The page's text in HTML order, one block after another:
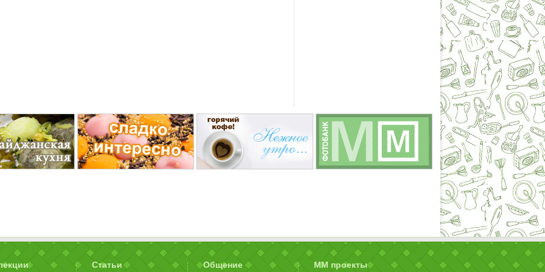
Статьи Общение ММ проекты